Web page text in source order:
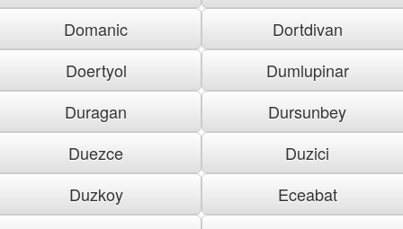
Domanic
Dortdivan
Doertyol
Dumlupinar
Duragan
Dursunbey
Duezce
Duzici
Duzkoy
Eceabat